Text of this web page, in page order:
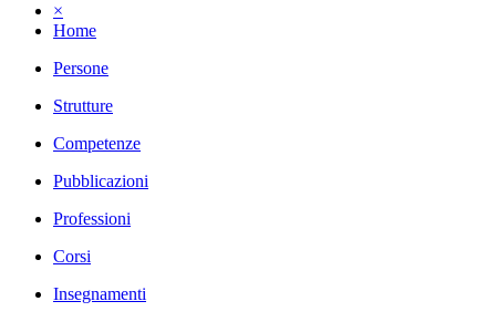
×
Home
Persone
Strutture
Competenze
Pubblicazioni
Professioni
Corsi
Insegnamenti